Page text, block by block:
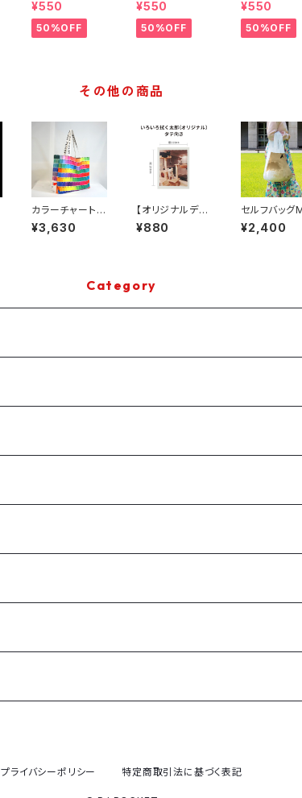
¥550
50%OFF
¥550
50%OFF
¥550
50%OFF
その他の商品
カラーチャートバ
ッグ（Lサイズ）
¥3,630
【オリジナルデザ
イン】タテ【拭く
太郎】
¥880
セルフバッグ
【オリジナル
イン】
¥2,400
Category
プライバシーポリシー 特定商取引法に基づく表記